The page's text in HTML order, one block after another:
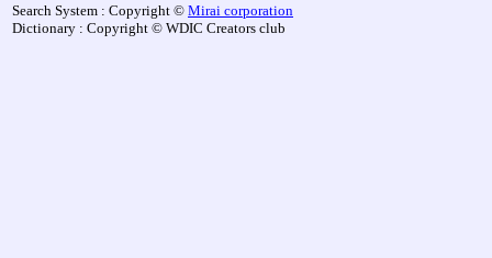
Search System : Copyright © Mirai corporation
Dictionary : Copyright © WDIC Creators club